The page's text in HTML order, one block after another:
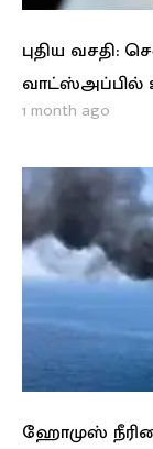
புதிய
வாட்ஸ்அப்பில்
1 month ago
ஹோமுஸ்